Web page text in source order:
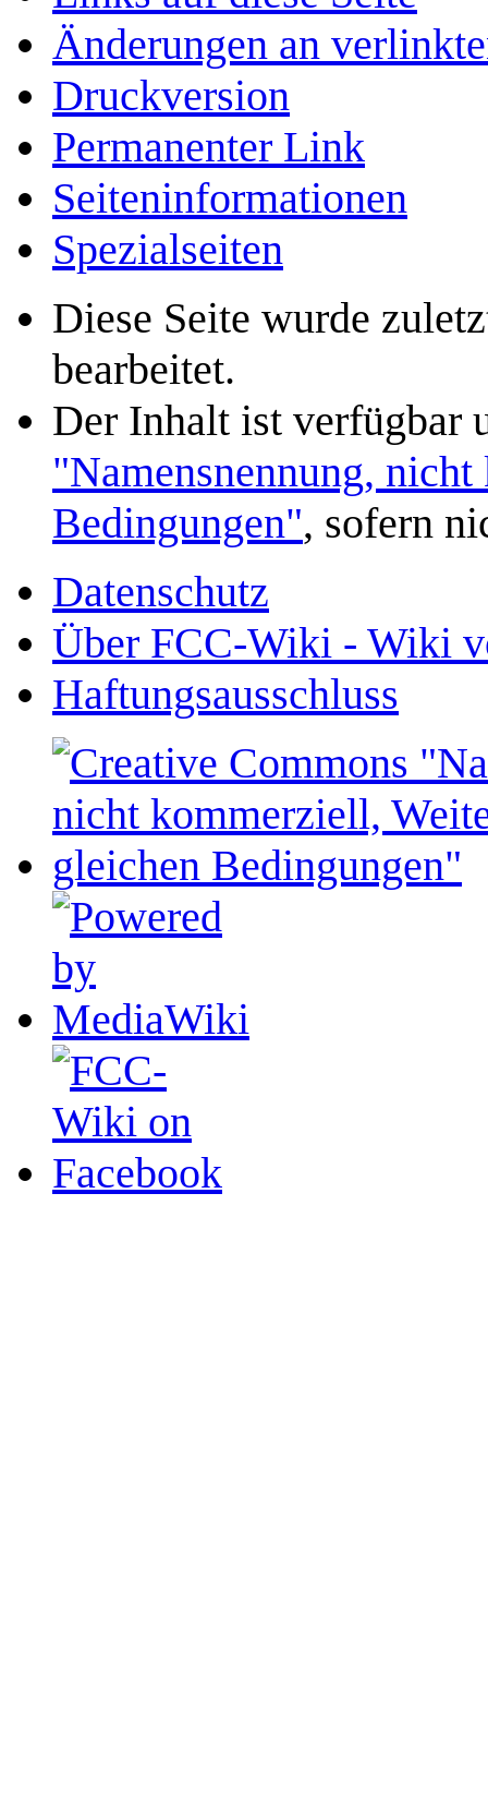
Änderungen an
Druckversion
Permanenter Link
Seiten­­informationen
Spezialseiten
Diese Seite wurde
bearbeitet.
Der Inhalt ist verfügbar
"Namensnennung,
Bedingungen", sofern
Datenschutz
Über FCC-Wiki - Wiki
Haftungsausschluss